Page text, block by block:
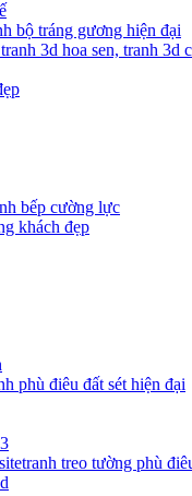
bộ tráng gương hiện đại
3d hoa sen, tranh 3d
bếp cường lực
khách đẹp
phù điêu đất sét hiện đại
tranh treo tường phù